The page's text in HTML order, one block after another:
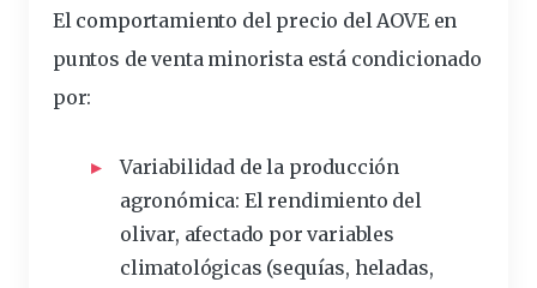
El comportamiento del precio del AOVE en
puntos deventa minorista está condicionado
por:
Variabilidad de la producción
agronómica: El rendimiento del
olivar, afectado por variables
climatológicas (sequías, heladas,